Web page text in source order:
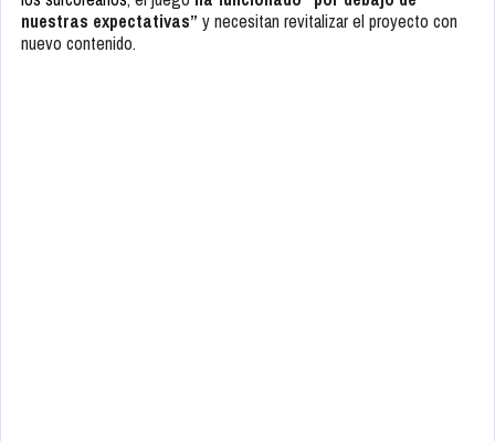
nuestras expectativas” y necesitan revitalizar el proyecto con
nuevo contenido.